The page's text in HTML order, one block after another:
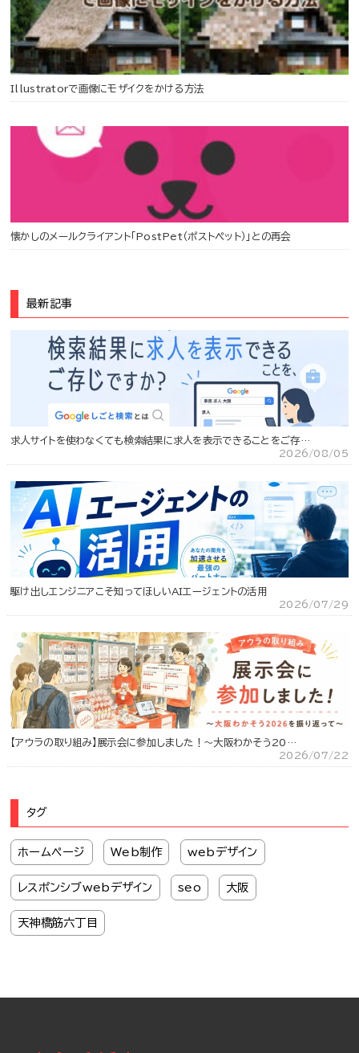
Illustratorで画像にモザイクをかける方法
懐かしのメールクライアント「PostPet（ポストペット）」との再会
最新記事
求人サイトを使わなくても検索結果に求人を表示できることをご存…
2026/08/05
駆け出しエンジニアこそ知ってほしいAIエージェントの活用
2026/07/29
【アウラの取り組み】展示会に参加しました！～大阪わかそう20…
2026/07/22
タグ
ホームページ Web制作 webデザイン
レスポンシブwebデザイン seo 大阪
天神橋筋六丁目